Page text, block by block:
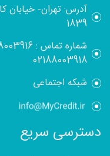
آدرس: تهران- خیابان
1839
شماره تماس :
02188003918
شبکه اجتماعی
دسترسی سریع